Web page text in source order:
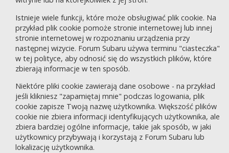
Istnieje wiele funkcji, które może obsługiwać plik cookie. Na
przykład plik cookie pomoże stronie internetowej lub innej
stronie internetowej w rozpoznaniu urządzenia przy
następnej wizycie. Forum Subaru używa terminu "ciasteczka"
w tej polityce, aby odnosić się do wszystkich plików, które
zbierają informacje w ten sposób.
Niektóre pliki cookie zawierają dane osobowe - na przykład
jeśli klikniesz "zapamiętaj mnie" podczas logowania, plik
cookie zapisze Twoją nazwę użytkownika. Większość plików
cookie nie zbiera informacji identyfikujących użytkownika, ale
zbiera bardziej ogólne informacje, takie jak sposób, w jaki
użytkownicy przybywają i korzystają z Forum Subaru lub
lokalizację użytkownika.